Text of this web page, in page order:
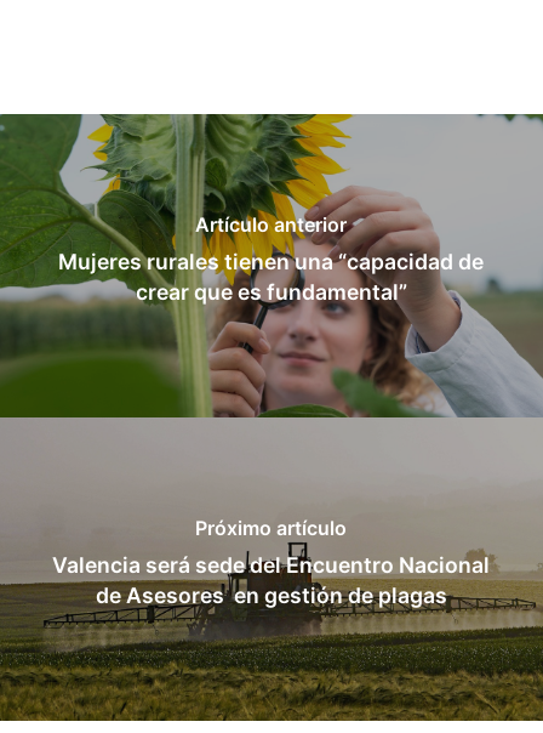
Artículo anterior
Mujeres rurales tienen una “capacidad de
crear que es fundamental”
Próximo artículo
Valencia será sede del Encuentro Nacional
de Asesores en gestión de plagas